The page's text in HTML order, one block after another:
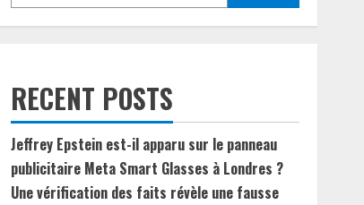
RECENT POSTS
Jeffrey Epstein est-il apparu sur le panneau
publicitaire Meta Smart Glasses à Londres ?
Une vérification des faits révèle une fausse